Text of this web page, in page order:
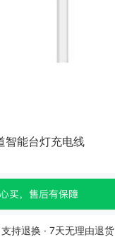
智能台灯充电线
持退换 · 7天无理由退货